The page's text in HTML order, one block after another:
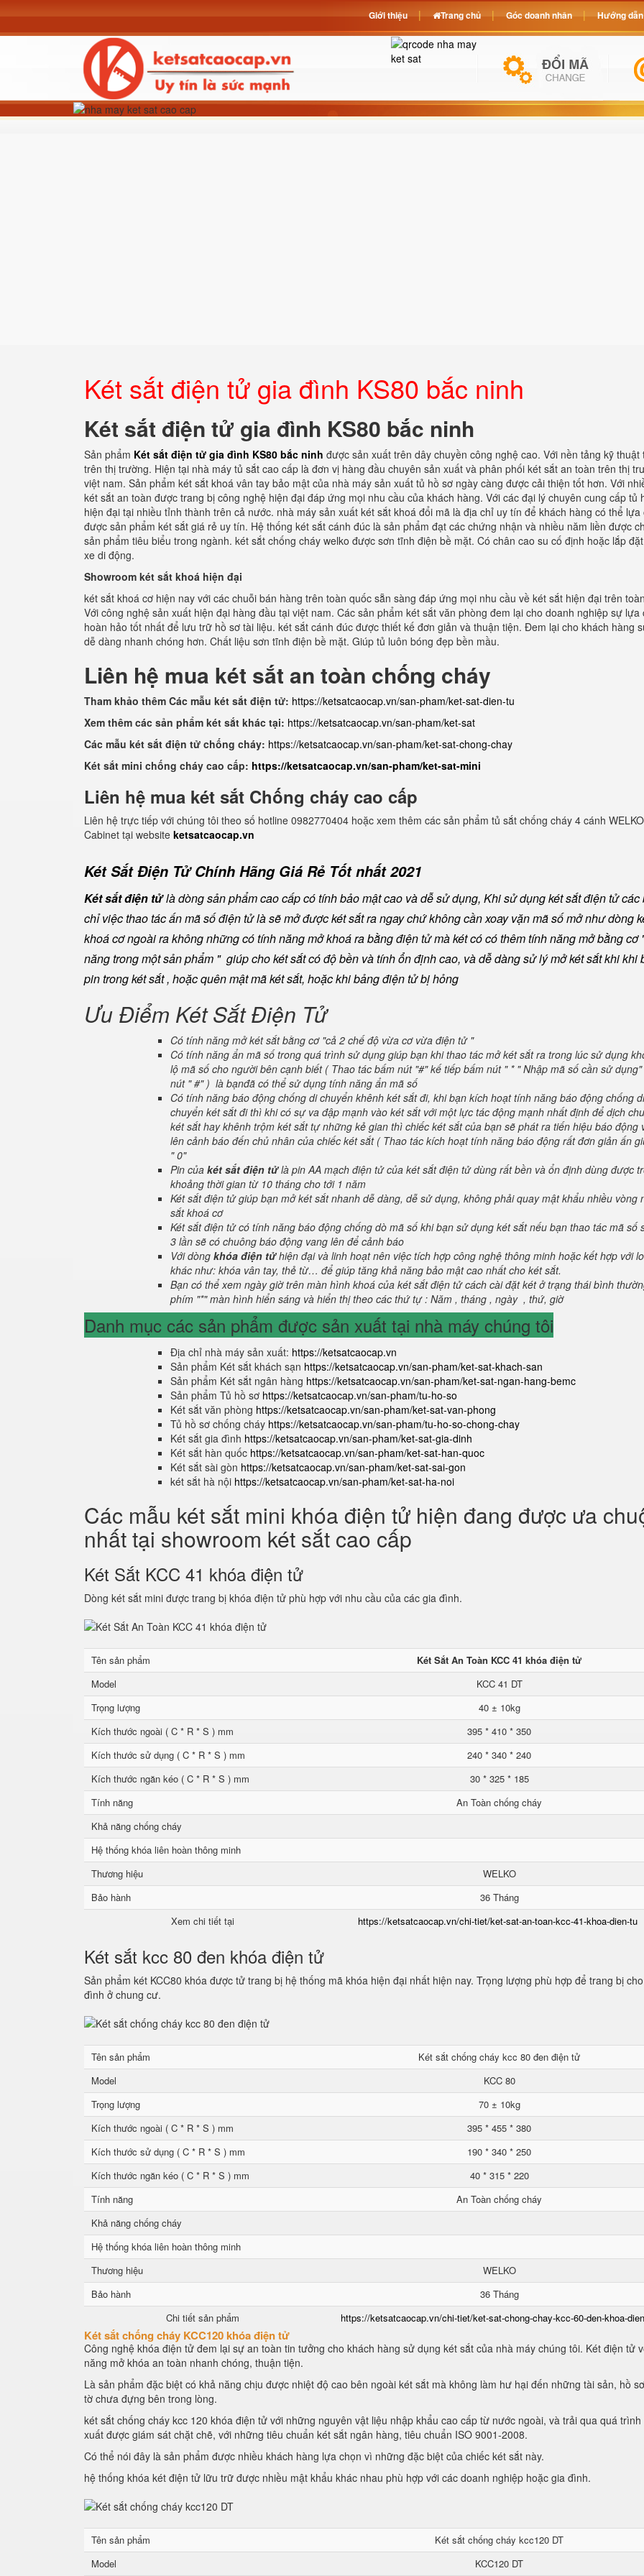
Két sắt điện tử gia đình KS80 bắc ninh
Két sắt điện tử gia đình KS80 bắc ninh
Sản phẩm Két sắt điện tử gia đình KS80 bắc ninh được sản xuất trên dây chuyền công nghệ cao. Với nền tảng kỹ thuật
trên thị trường. Hiện tại nhà máy tủ sắt cao cấp là đơn vị hàng đầu chuyên sản xuất và phân phối két sắt an toàn trên thị
việt nam. Sản phẩm két sắt khoá vân tay bảo mật của nhà máy sản xuất tủ hồ sơ ngày càng được cải thiện tốt hơn. Với
két sắt an toàn được trang bị công nghệ hiện đại đáp ứng mọi nhu cầu của khách hàng. Với các đại lý chuyên cung cấp tủ
hiện đại tại nhiều tỉnh thành trên cả nước. nhà máy sản xuất két sắt khoá đổi mã là địa chỉ uy tín để khách hàng có thể lựa
được sản phẩm két sắt giá rẻ uy tín. Hệ thống két sắt cánh đúc là sản phẩm đạt các chứng nhận và nhiều năm liền được
sản phẩm tiêu biểu trong ngành. két sắt chống cháy welko được sơn tĩnh điện bề mặt. Có chân cao su cố định hoặc lắp
xe di động.
Showroom két sắt khoá hiện đại
két sắt khoá cơ hiện nay với các chuỗi bán hàng trên toàn quốc sẵn sàng đáp ứng mọi nhu cầu về két sắt hiện đại trên
Với công nghệ sản xuất hiện đại hàng đầu tại việt nam. Các sản phẩm két sắt văn phòng đem lại cho doanh nghiệp sự lựa
hoàn hảo tốt nhất để lưu trữ hồ sơ tài liệu. két sắt cánh đúc được thiết kế đơn giản và thuận tiện. Đem lại cho khách hàng
dễ dàng nhanh chóng hơn. Chất liệu sơn tĩnh điện bề mặt. Giúp tủ luôn bóng đẹp bền mầu.
Liên hệ mua két sắt an toàn chống cháy
Tham khảo thêm Các mẫu két sắt điện tử: https://ketsatcaocap.vn/san-pham/ket-sat-dien-tu
Xem thêm các sản phẩm két sắt khác tại: https://ketsatcaocap.vn/san-pham/ket-sat
Các mẫu két sắt điện tử chống cháy: https://ketsatcaocap.vn/san-pham/ket-sat-chong-chay
Két sắt mini chống cháy cao cấp: https://ketsatcaocap.vn/san-pham/ket-sat-mini
Liên hệ mua két sắt Chống cháy cao cấp
Liên hệ trực tiếp với chúng tôi theo số hotline 0982770404 hoặc xem thêm các sản phẩm tủ sắt chống cháy 4 cánh
Cabinet tại website ketsatcaocap.vn
Két Sắt Điện Tử Chính Hãng Giá Rẻ Tốt nhất 2021
Két sắt điện tửlà dòng sản phẩm cao cấp có tính bảo mật cao và dễ sử dụng, Khi sử dụng két sắt điện tử các
chỉ việc thao tác ấn mã số điện tử là sẽ mở được két sắt ra ngay chứ không cần xoay vặn mã số mở như dòng
khoá cơ ngoài ra không những có tính năng mở khoá ra bằng điện tử mà két có có thêm tính năng mở bằng cơ
năng trong một sản phẩm " giúp cho két sắt có độ bền và tính ổn định cao, và dễ dàng sử lý mở két sắt khi khi
pin trong két sắt , hoặc quên mật mã két sắt, hoặc khi bảng điện tử bị hỏng
Ưu Điểm Két Sắt Điện Tử
Có tính năng mở két sắt bằng cơ "cả 2 chế độ vừa cơ vừa điện tử "
Có tính năng ẩn mã số trong quá trình sử dụng giúp bạn khi thao tác mở két sắt ra trong lúc sử dụng
lộ mã số cho người bên cạnh biết ( Thao tác bấm nút "#" kế tiếp bấm nút " * " Nhập mã số cần sử
nút " #" ) là bạnđã có thể sử dụng tính năng ẩn mã số
Có tính năng báo động chống di chuyển khênh két sắt đi, khi bạn kích hoạt tính năng báo động chống di
chuyển két sắt đi thì khi có sự va đập mạnh vào két sắt với một lực tác động mạnh nhất định để dịch
két sắt hay khênh trộm két sắt tự những kẻ gian thì chiếc két sắt của bạn sẽ phát ra tiến hiệu báo động
lên cảnh báo đến chủ nhân của chiếc két sắt ( Thao tác kích hoạt tính năng báo động rất đơn giản ấn
" 0"
Pin của két sắt điện tửlà pin AA mạch điện tử của két sắt điện tử dùng rất bền và ổn định dùng được
khoảng thời gian từ 10 tháng cho tới 1 năm
Két sắt điện tử giúp bạn mở két sắt nhanh dễ dàng, dễ sử dụng, không phải quay mật khẩu nhiều vòng
sắt khoá cơ
Két sắt điện tử có tính năng báo động chống dò mã số khi bạn sử dụng két sắt nếu bạn thao tác mã số
3 lần sẽ có chuông báo động vang lên để cảnh báo
Với dòng khóa điện tửhiện đại và linh hoạt nên việc tích hợp công nghệ thông minh hoặc kết hợp với
khác như: khóa vân tay, thẻ từ… để giúp tăng khả năng bảo mật cao nhất cho két sắt.
Bạn có thể xem ngày giờ trên màn hình khoá của két sắt điện tử cách cài đặt két ở trạng thái bình
phím "*" màn hình hiển sáng và hiển thị theo các thứ tự : Năm , tháng , ngày , thứ, giờ
Danh mục các sản phẩm được sản xuất tại nhà máy chúng tôi
Địa chỉ nhà máy sản xuất: https://ketsatcaocap.vn
Sản phẩm Két sắt khách sạn https://ketsatcaocap.vn/san-pham/ket-sat-khach-san
Sản phẩm Két sắt ngân hàng https://ketsatcaocap.vn/san-pham/ket-sat-ngan-hang-bemc
Sản phẩm Tủ hồ sơ https://ketsatcaocap.vn/san-pham/tu-ho-so
Két sắt văn phòng https://ketsatcaocap.vn/san-pham/ket-sat-van-phong
Tủ hồ sơ chống cháy https://ketsatcaocap.vn/san-pham/tu-ho-so-chong-chay
Két sắt gia đình https://ketsatcaocap.vn/san-pham/ket-sat-gia-dinh
Két sắt hàn quốc https://ketsatcaocap.vn/san-pham/ket-sat-han-quoc
Két sắt sài gòn https://ketsatcaocap.vn/san-pham/ket-sat-sai-gon
két sắt hà nội https://ketsatcaocap.vn/san-pham/ket-sat-ha-noi
Các mẫu két sắt mini khóa điện tử hiện đang được ưa
nhất tại showroom két sắt cao cấp
Két Sắt KCC 41 khóa điện tử
Dòng két sắt mini được trang bị khóa điện tử phù hợp với nhu cầu của các gia đình.
Tên sản phẩm
Két Sắt An Toàn KCC 41 khóa điện tử
Model
KCC 41 DT
Trọng lượng
40 ± 10kg
Kích thước ngoài ( C * R * S ) mm
395 * 410 * 350
Kích thước sử dụng ( C * R * S ) mm
240 * 340 * 240
Kích thước ngăn kéo ( C * R * S ) mm
30 * 325 * 185
Tính năng
An Toàn chống cháy
Khả năng chống cháy
Hệ thống khóa liên hoàn thông minh
Thương hiệu
WELKO
Bảo hành
36 Tháng
Xem chi tiết tại
https://ketsatcaocap.vn/chi-tiet/ket-sat-an-toan-kcc-41-khoa-dien-tu
Két sắt kcc 80 đen khóa điện tử
Sản phẩm két KCC80 khóa được tử trang bị hệ thống mã khóa hiện đại nhất hiện nay. Trọng lượng phù hợp để trang bị
đình ở chung cư.
Tên sản phẩm
Két sắt chống cháy kcc 80 đen điện tử
Model
KCC 80
Trọng lượng
70 ± 10kg
Kích thước ngoài ( C * R * S ) mm
395 * 455 * 380
Kích thước sử dụng ( C * R * S ) mm
190 * 340 * 250
Kích thước ngăn kéo ( C * R * S ) mm
40 * 315 * 220
Tính năng
An Toàn chống cháy
Khả năng chống cháy
Hệ thống khóa liên hoàn thông minh
Thương hiệu
WELKO
Bảo hành
36 Tháng
Chi tiết sản phẩm
https://ketsatcaocap.vn/chi-tiet/ket-sat-chong-chay-kcc-60-den-khoa-
Két sắt chống cháy KCC120 khóa điện tử
Công nghệ khóa điện tử đem lại sự an toàn tin tưởng cho khách hàng sử dụng két sắt của nhà máy chúng tôi. Két điện tử
năng mở khóa an toàn nhanh chóng, thuận tiện.
Là sản phẩm đặc biệt có khả năng chịu được nhiệt độ cao bên ngoài két sắt mà không làm hư hại đến những tài sản, hồ
tờ chưa đựng bên trong lòng.
két sắt chống cháy kcc 120 khóa điện tử với những nguyên vật liệu nhập khẩu cao cấp từ nước ngoài, và trải qua quá trình
xuất được giám sát chặt chẽ, với những tiêu chuẩn két sắt ngân hàng, tiêu chuẩn ISO 9001-2008.
Có thể nói đây là sản phẩm được nhiều khách hàng lựa chọn vì những đặc biệt của chiếc két sắt này.
hệ thống khóa két điện tử lữu trữ được nhiều mật khẩu khác nhau phù hợp với các doanh nghiệp hoặc gia đình.
Tên sản phẩm
Két sắt chống cháy kcc120 DT
Model
KCC120 DT
Giới thiệu Trang chủ Góc doanh nhân Hướng